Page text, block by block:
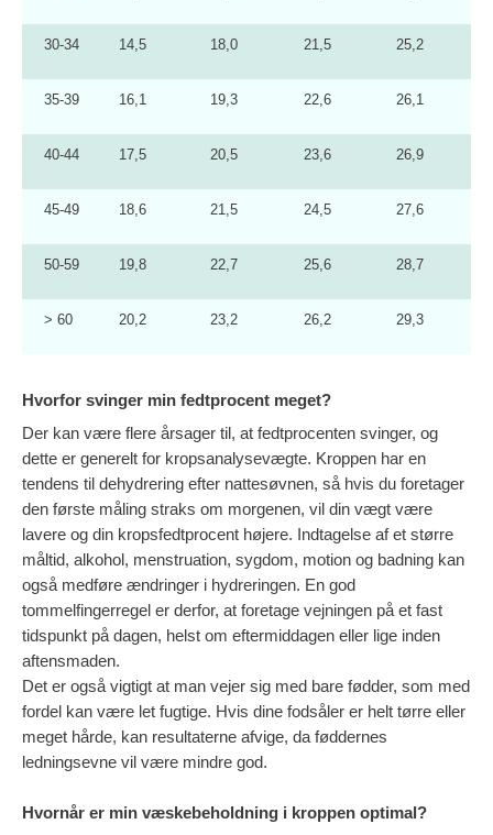
30-34 14,5 18,0 21,5 25,2
35-39 16,1 19,3 22,6 26,1
40-44 17,5 20,5 23,6 26,9
45-49 18,6 21,5 24,5 27,6
50-59 19,8 22,7 25,6 28,7
> 60 20,2 23,2 26,2 29,3
Hvorfor svinger min fedtprocent meget?
Der kan være flere årsager til, at fedtprocenten svinger, og
dette er generelt for kropsanalysevægte. Kroppen har en
tendens til dehydrering efter nattesøvnen, så hvis du foretager
den første måling straks om morgenen, vil din vægt være
lavere og din kropsfedtprocent højere. Indtagelse af et større
måltid, alkohol, menstruation, sygdom, motion og badning kan
også medføre ændringer i hydreringen. En god
tommelfingerregel er derfor, at foretage vejningen på et fast
tidspunkt på dagen, helst om eftermiddagen eller lige inden
aftensmaden.
Det er også vigtigt at man vejer sig med bare fødder, som med
fordel kan være let fugtige. Hvis dine fodsåler er helt tørre eller
meget hårde, kan resultaterne afvige, da føddernes
ledningsevne vil være mindre god.
Hvornår er min væskebeholdning i kroppen optimal?